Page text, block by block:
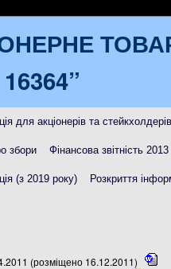
для акціонерів та стейкхолдерів
збори Фінансова звітність 2013
(з 2019 року) Розкриття
(розміщено 16.12.2011)